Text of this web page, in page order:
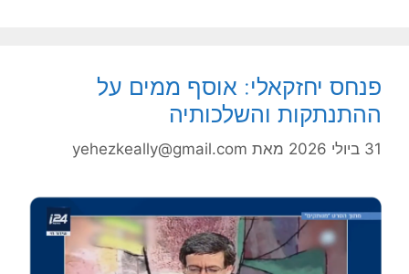
פנחס יחזקאלי: אוסף ממים על
ההתנתקות והשלכותיה
31 ביולי 2026 מאת yehezkeally@gmail.com